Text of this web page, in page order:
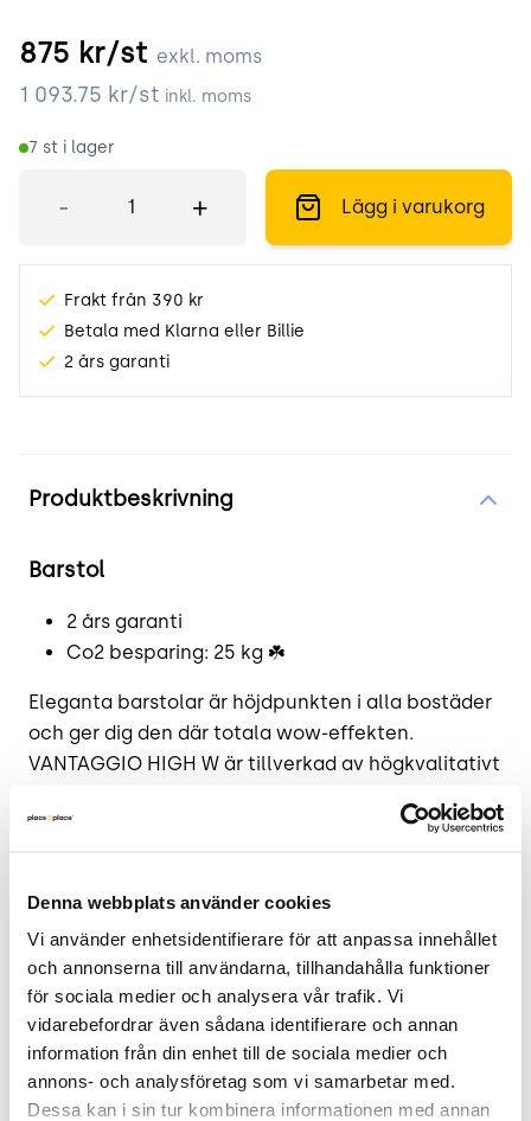
Denna webbplats använder cookies
Vi använder enhetsidentifierare för att anpassa innehållet
och annonserna till användarna, tillhandahålla funktioner
för sociala medier och analysera vår trafik. Vi
vidarebefordrar även sådana identifierare och annan
information från din enhet till de sociala medier och
annons- och analysföretag som vi samarbetar med.
Dessa kan i sin tur kombinera informationen med annan
875 kr/st exkl. moms
1 093.75 kr/st inkl. moms
7 st i lager
- + Lägg i varukorg
Frakt från 390 kr
Betala med Klarna eller Billie
2 års garanti
Produktbeskrivning
Barstol
2 års garanti
Co2 besparing: 25 kg ☘️
Eleganta barstolar är höjdpunkten i alla bostäder
och ger dig den där totala wow-effekten.
VANTAGGIO HIGH W är tillverkad av högkvalitativt
perfekt kombination av noggrant utförande och
med en mängd olika möbelstilar. Ett riktigt
blickfång, väldigt robust och även stapelbart -
VANTAGGIO HIGH W är inte bara lämplig för
hemmabruk, utan också för användning i
cateringbranschen - en bra sittmöjlighet för alla.
Med denna modell får dina rum en touch av fransk
stil.